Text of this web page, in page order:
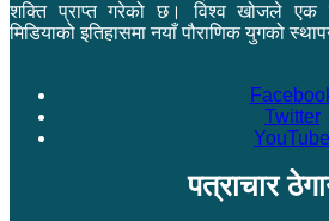
शक्ति प्राप्त गरेको छ। विश्व खोजले एक
मिडियाको इतिहासमा नयाँ पौराणिक युगको
Twitter
YouTube
पत्राचार